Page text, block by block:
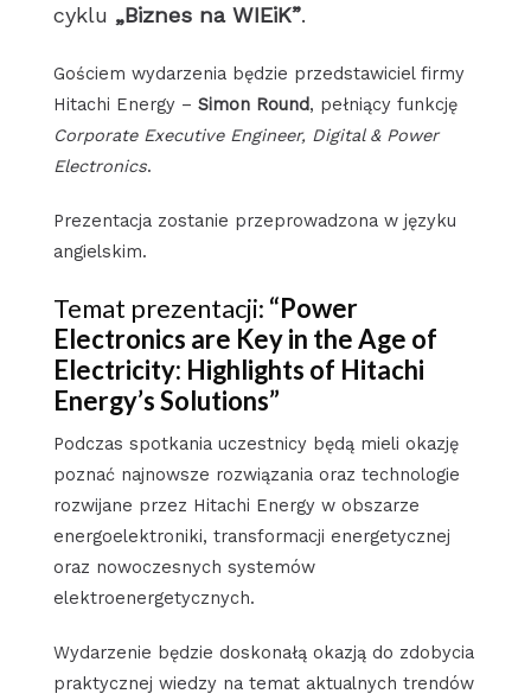
cyklu „Biznes na WIEiK”.
Gościem wydarzenia będzie przedstawiciel firmy
Hitachi Energy – Simon Round, pełniący funkcję
Corporate Executive Engineer, Digital & Power
Electronics.
Prezentacja zostanie przeprowadzona w języku
angielskim.
Temat prezentacji: “Power
Electronics are Key in the Age of
Electricity: Highlights of Hitachi
Energy’s Solutions”
Podczas spotkania uczestnicy będą mieli okazję
poznać najnowsze rozwiązania oraz technologie
rozwijane przez Hitachi Energy w obszarze
energoelektroniki, transformacji energetycznej
oraz nowoczesnych systemów
elektroenergetycznych.
Wydarzenie będzie doskonałą okazją do zdobycia
praktycznej wiedzy na temat aktualnych trendów